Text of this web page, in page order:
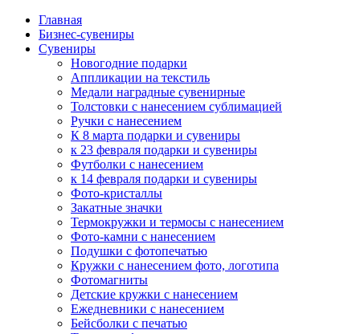
Главная
Бизнес-сувениры
Сувениры
Новогодние подарки
Аппликации на текстиль
Медали наградные сувенирные
Толстовки с нанесением сублимацией
Ручки с нанесением
К 8 марта подарки и сувениры
к 23 февраля подарки и сувениры
Футболки с нанесением
к 14 февраля подарки и сувениры
Фото-кристаллы
Закатные значки
Термокружки и термосы с нанесением
Фото-камни с нанесением
Подушки с фотопечатью
Кружки с нанесением фото, логотипа
Фотомагниты
Детские кружки с нанесением
Ежедневники с нанесением
Бейсболки с печатью